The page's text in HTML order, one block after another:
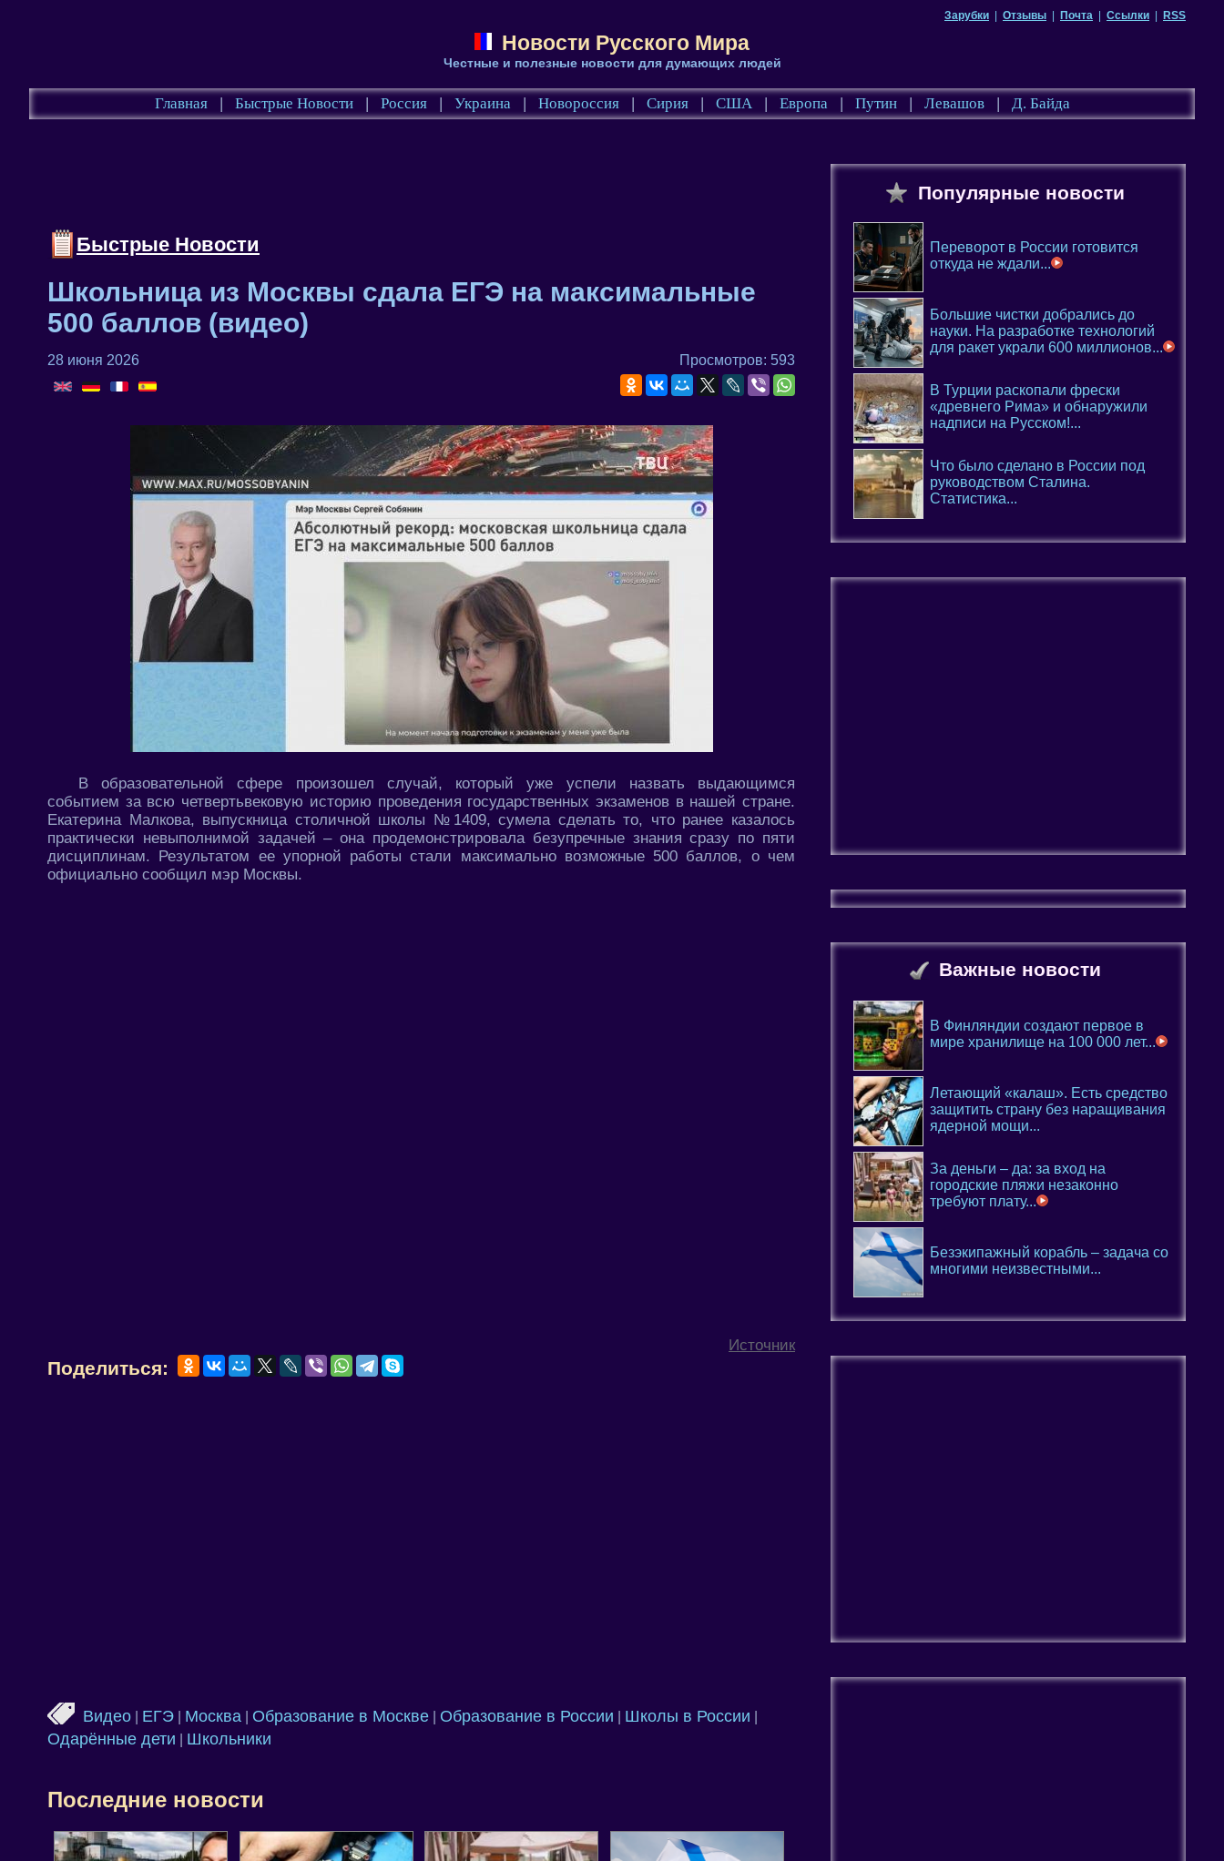
Зарубки Отзывы Почта Ссылки RSS
Новости Русского Мира
Честные и полезные новости для думающих людей
Главная | Быстрые Новости | Россия | Украина | Новороссия | Сирия | США | Европа | Путин | Левашов | Д. Байда
Быстрые Новости
Школьница из Москвы сдала ЕГЭ на максимальные
500 баллов (видео)
28 июня 2026 Просмотров: 593
В образовательной сфере произошел случай, который уже успели назвать выдающимся
событием за всю четвертьвековую историю проведения государственных экзаменов в нашей стране.
Екатерина Малкова, выпускница столичной школы №1409, сумела сделать то, что ранее казалось
практически невыполнимой задачей – она продемонстрировала безупречные знания сразу по пяти
дисциплинам. Результатом ее упорной работы стали максимально возможные 500 баллов, о чем
официально сообщил мэр Москвы.
Источник
Поделиться:
Видео ЕГЭ Москва Образование в Москве Образование в России Школы в России
Одарённые дети Школьники
Последние новости
Популярные новости
Переворот в России готовится
откуда не ждали...
Большие чистки добрались до
науки. На разработке технологий
для ракет украли 600 миллионов...
В Турции раскопали фрески
«древнего Рима» и обнаружили
надписи на Русском!...
Что было сделано в России под
руководством Сталина.
Статистика...
Важные новости
В Финляндии создают первое в
мире хранилище на 100 000 лет...
Летающий «калаш». Есть средство
защитить страну без наращивания
ядерной мощи...
За деньги – да: за вход на
городские пляжи незаконно
требуют плату...
Безэкипажный корабль – задача со
многими неизвестными...